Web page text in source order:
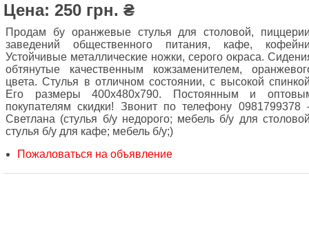
Цена: 250 грн. ₴
Продам бу оранжевые стулья для столовой,
заведений общественного питания, кафе,
Устойчивые металлические ножки, серого окраса.
обтянутые качественным кожзаменителем,
цвета. Стулья в отличном состоянии, с высокой
Его размеры 400х480х790. Постоянным и
покупателям скидки! Звонит по телефону 0981799378
Светлана (стулья б/у недорого; мебель б/у для
стулья б/у для кафе; мебель б/у;)
Пожаловаться на объявление